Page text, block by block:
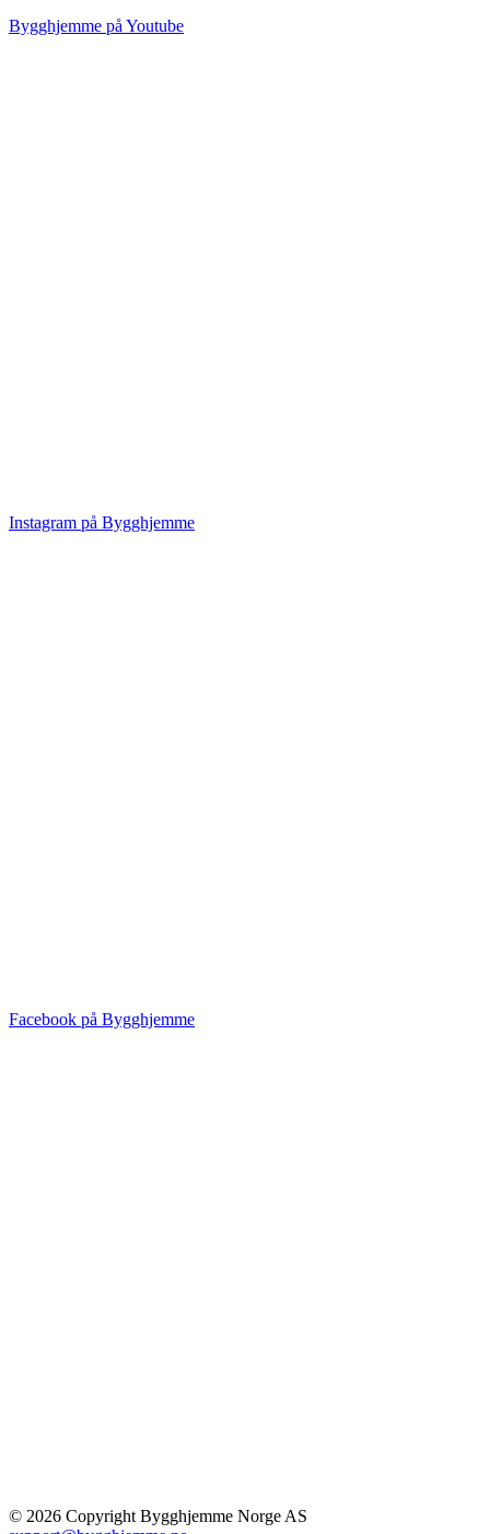
Bygghjemme på Youtube
Instagram på Bygghjemme
Facebook på Bygghjemme
© 2026 Copyright Bygghjemme Norge AS